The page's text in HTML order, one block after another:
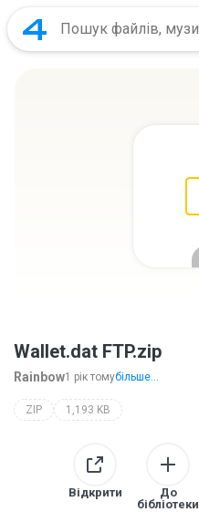
Wallet.dat FTP.zip
Rainbow1 рік томубільше...
ZIP 1,193 KB
Відкрити
До
бібліотеки